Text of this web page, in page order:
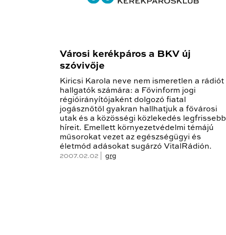
Városi kerékpáros a BKV új
szóvivője
Kiricsi Karola neve nem ismeretlen a rádiót
hallgatók számára: a Fővinform jogi
régióirányítójaként dolgozó fiatal
jogásznőtől gyakran hallhatjuk a fővárosi
utak és a közösségi közlekedés legfrissebb
híreit. Emellett környezetvédelmi témájú
műsorokat vezet az egészségügyi és
életmód adásokat sugárzó VitalRádión.
2007.02.02 | grg